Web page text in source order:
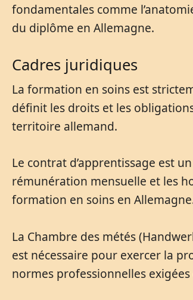
fondamentales comme
du diplôme en Allemagne.
Cadres juridiques
La formation en soins est
définit les droits et les
territoire allemand.
Le contrat d’apprentissage est
rémunération mensuelle et les
formation en soins en
La Chambre des métés
est nécessaire pour exercer la
normes professionnelles